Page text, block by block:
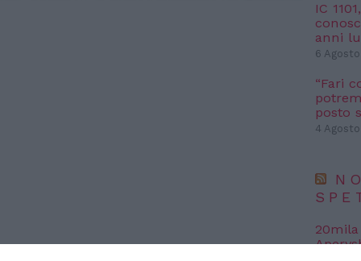
IC
anni
6
“Fari
posto
4